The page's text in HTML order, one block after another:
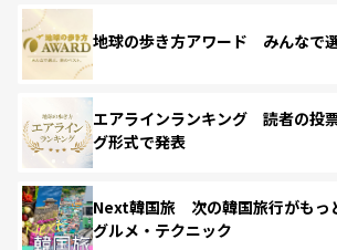
地球の歩き方アワード みんなで選
エアラインランキング 読者の投
グ形式で発表
Next韓国旅 次の韓国旅行がもっ
グルメ・テクニック